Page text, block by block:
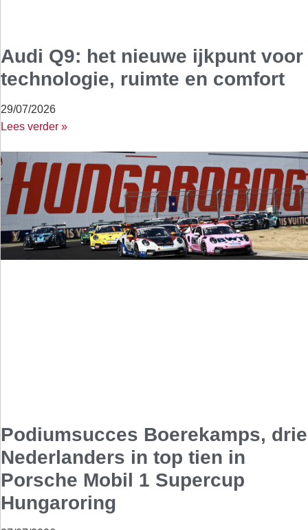
Audi Q9: het nieuwe ijkpunt voor
technologie, ruimte en comfort
29/07/2026
Lees verder »
Podiumsucces Boerekamps, drie
Nederlanders in top tien in
Porsche Mobil 1 Supercup
Hungaroring